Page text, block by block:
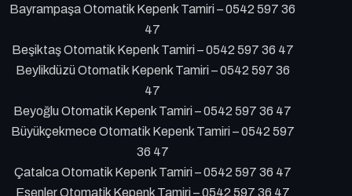
Bayrampaşa Otomatik Kepenk Tamiri – 0542 597 36
47
Beşiktaş Otomatik Kepenk Tamiri – 0542 597 36 47
Beylikdüzü Otomatik Kepenk Tamiri – 0542 597 36
47
Beyoğlu Otomatik Kepenk Tamiri – 0542 597 36 47
Büyükçekmece Otomatik Kepenk Tamiri – 0542 597
36 47
Çatalca Otomatik Kepenk Tamiri – 0542 597 36 47
Esenler Otomatik Kepenk Tamiri – 0542 597 36 47